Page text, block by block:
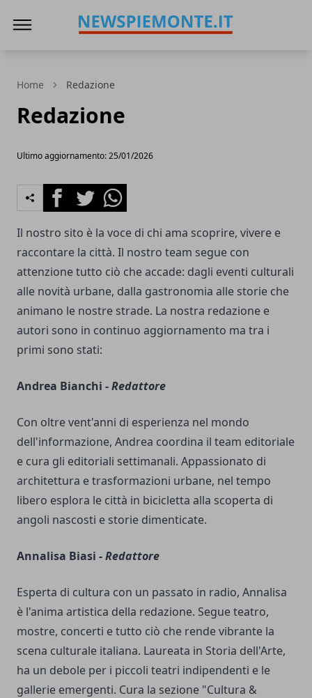
Home Redazione
Redazione
Ultimo aggiornamento: 25/01/2026
FacebookTwitterWhatsapp
Il nostro sito è la voce di chi ama scoprire, vivere e
raccontare la città. Il nostro team segue con
attenzione tutto ciò che accade: dagli eventi culturali
alle novità urbane, dalla gastronomia alle storie che
animano le nostre strade. La nostra redazione e
autori sono in continuo aggiornamento ma tra i
primi sono stati:
Andrea Bianchi -Redattore
Con oltre vent'anni di esperienza nel mondo
dell'informazione, Andrea coordina il team editoriale
e cura gli editoriali settimanali. Appassionato di
architettura e trasformazioni urbane, nel tempo
libero esplora le città in bicicletta alla scoperta di
angoli nascosti e storie dimenticate.
Annalisa Biasi -Redattore
Esperta di cultura con un passato in radio, Annalisa
è l'anima artistica della redazione. Segue teatro,
mostre, concerti e tutto ciò che rende vibrante la
scena culturale italiana. Laureata in Storia dell'Arte,
ha un debole per i piccoli teatri indipendenti e le
gallerie emergenti. Cura la sezione "Cultura &